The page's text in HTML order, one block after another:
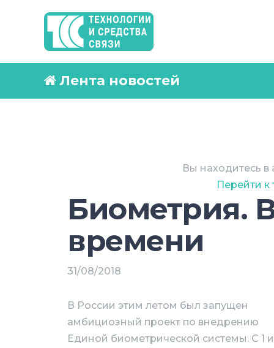
Лента новостей
Вы находитесь в
Перейти к
Биометрия.
времени
31/08/2018
В России этим летом был запущен
амбициозный проект по внедрению
Единой биометрической системы. С 1